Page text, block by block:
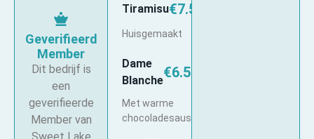
Geverifieerd
Member
Dit bedrijf is
een
geverifieerde
Member van
Tiramisu€7.50
Huisgemaakt
Dame
Blanche€6.50
Met warme
chocoladesaus